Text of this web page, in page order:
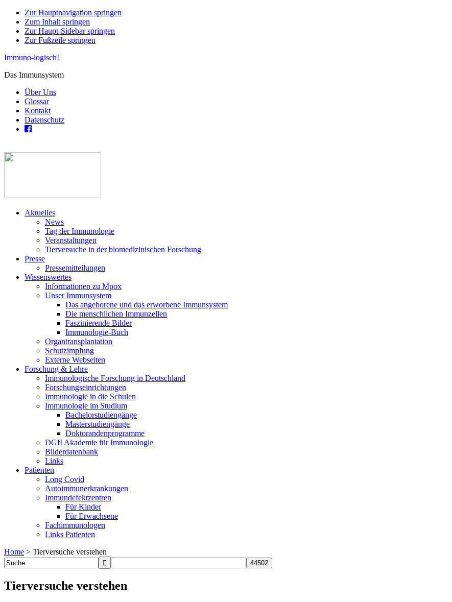
Zur Hauptnavigation springen
Zum Inhalt springen
Zur Haupt-Sidebar springen
Zur Fußzeile springen
Immuno-logisch!
Das Immunsystem
Über Uns
Glossar
Kontakt
Datenschutz
Aktuelles
News
Tag der Immunologie
Veranstaltungen
Tierversuche in der biomedizinischen Forschung
Presse
Pressemitteilungen
Wissenswertes
Informationen zu Mpox
Unser Immunsystem
Das angeborene und das erworbene Immunsystem
Die menschlichen Immunzellen
Faszinierende Bilder
Immunologie-Buch
Organtransplantation
Schutzimpfung
Externe Webseiten
Forschung & Lehre
Immunologische Forschung in Deutschland
Forschungseinrichtungen
Immunologie in die Schulen
Immunologie im Studium
Bachelorstudiengänge
Masterstudiengänge
Doktorandenprogramme
DGfI Akademie für Immunologie
Bilderdatenbank
Links
Patienten
Long Covid
Autoimmunerkrankungen
Immundefektzentren
Für Kinder
Für Erwachsene
Fachimmunologen
Links Patienten
Home > Tierversuche verstehen
Tierversuche verstehen